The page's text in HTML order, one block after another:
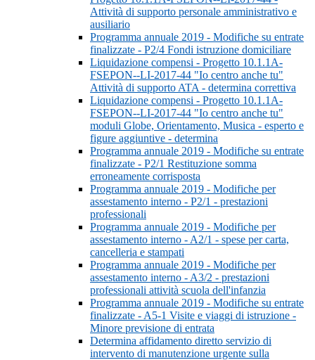
Attività di supporto personale amministrativo e
ausiliario
Programma annuale 2019 - Modifiche su entrate
finalizzate - P2/4 Fondi istruzione domiciliare
Liquidazione compensi - Progetto 10.1.1A-
FSEPON--LI-2017-44 "Io centro anche tu"
Attività di supporto ATA - determina correttiva
Liquidazione compensi - Progetto 10.1.1A-
FSEPON--LI-2017-44 "Io centro anche tu"
moduli Globe, Orientamento, Musica - esperto e
figure aggiuntive - determina
Programma annuale 2019 - Modifiche su entrate
finalizzate - P2/1 Restituzione somma
erroneamente corrisposta
Programma annuale 2019 - Modifiche per
assestamento interno - P2/1 - prestazioni
professionali
Programma annuale 2019 - Modifiche per
assestamento interno - A2/1 - spese per carta,
cancelleria e stampati
Programma annuale 2019 - Modifiche per
assestamento interno - A3/2 - prestazioni
professionali attività scuola dell'infanzia
Programma annuale 2019 - Modifiche su entrate
finalizzate - A5-1 Visite e viaggi di istruzione -
Minore previsione di entrata
Determina affidamento diretto servizio di
intervento di manutenzione urgente sulla